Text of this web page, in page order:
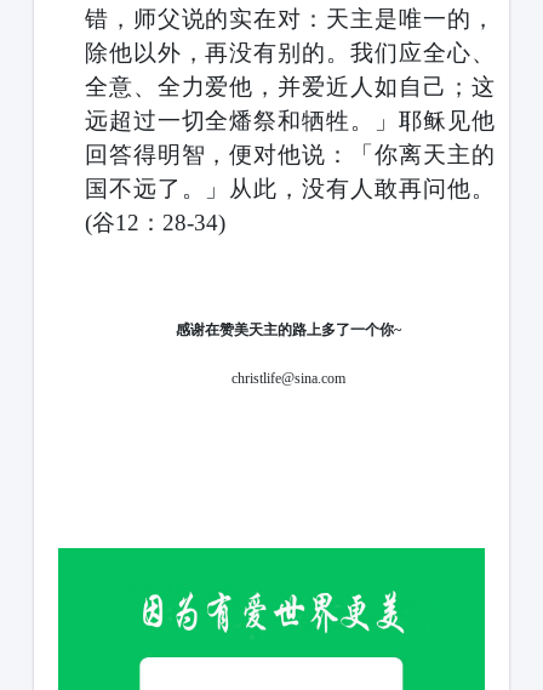
错，师父说的实在对：天主是唯一的，
除他以外，再没有别的。我们应全心、
全意、全力爱他，并爱近人如自己；这
远超过一切全燔祭和牺牲。」耶稣见他
回答得明智，便对他说：「你离天主的
国不远了。」从此，没有人敢再问他。
(谷12：28-34)
感谢在赞美天主的路上多了一个你~
christlife@sina.com